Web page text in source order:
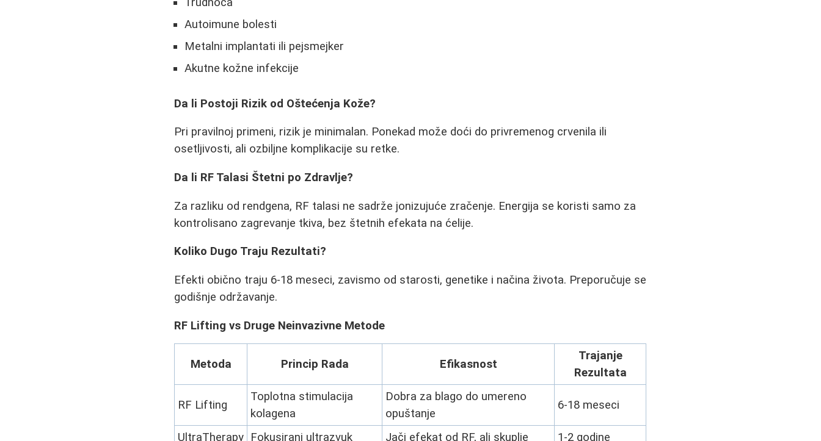
Autoimune bolesti
Metalni implantati ili pejsmejker
Akutne kožne infekcije
Da li Postoji Rizik od Oštećenja Kože?
Pri pravilnoj primeni, rizik je minimalan. Ponekad može doći do privremenog crvenila ili
osetljivosti, ali ozbiljne komplikacije su retke.
Da li RF Talasi Štetni po Zdravlje?
Za razliku od rendgena, RF talasi ne sadrže jonizujuće zračenje. Energija se koristi samo za
kontrolisano zagrevanje tkiva, bez štetnih efekata na ćelije.
Koliko Dugo Traju Rezultati?
Efekti obično traju 6-18 meseci, zavismo od starosti, genetike i načina života. Preporučuje se
godišnje održavanje.
RF Lifting vs Druge Neinvazivne Metode
Metoda Princip Rada Efikasnost
Trajanje
Rezultata
RF Lifting
Toplotna stimulacija
kolagena
Dobra za blago do umereno
opuštanje
6-18 meseci
UltraTherapy Fokusirani ultrazvuk Jači efekat od RF, ali skuplje 1-2 godine